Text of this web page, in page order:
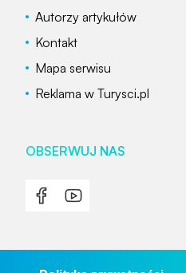
Autorzy artykułów
Kontakt
Mapa serwisu
Reklama w Turysci.pl
OBSERWUJ NAS